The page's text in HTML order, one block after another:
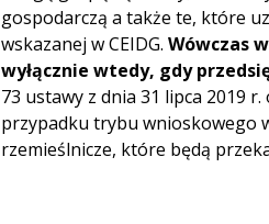
gospodarczą a także te, które
wskazanej w CEIDG. Wówczas
wyłącznie wtedy, gdy
73 ustawy z dnia 31 lipca 2019
przypadku trybu wnioskowego
rzemieślnicze, które będą